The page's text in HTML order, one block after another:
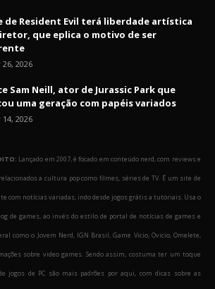
de Resident Evil terá liberdade artística
que eplica o motivo de ser
26, 2026
Sam Neill, ator de Jurassic Park que
uma geração com papéis variados
14, 2026
Lançado em 2007, é focado em conteúdo nerd, com reviews e
a cultura pop como filmes, séries de TV. É um site de
com notícias variadas, indo desde jogos grátis a tutoriais. Usa o
de games, ao invés do estilo de portal de notícias de games e
como o Jovem Nerd, IGN Brasil, Game Vicio, Ovicio, Omelete,
sobre video games. Sendo assim, costuma ter um toque
jogos de PC são mais padrões por aqui, com dicas sobre as